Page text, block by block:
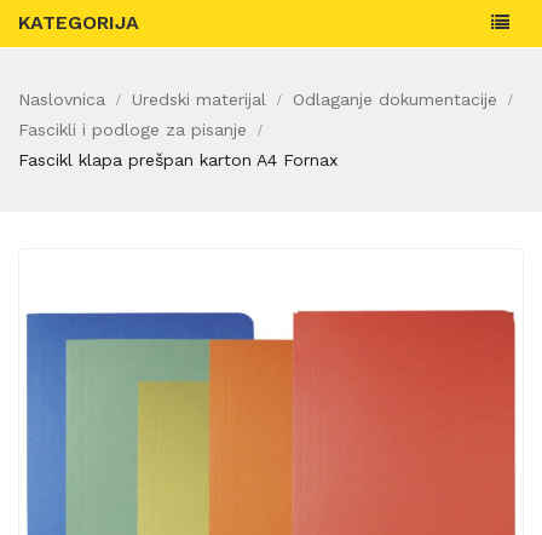
KATEGORIJA
Naslovnica Uredski materijal
Odlaganje dokumentacije
Fascikli i podloge za pisanje
Fascikl klapa prešpan karton A4 Fornax